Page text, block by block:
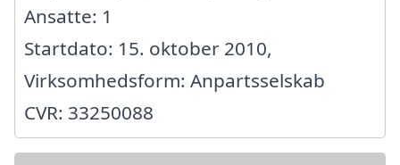
Ansatte: 1
Startdato: 15. oktober 2010,
Virksomhedsform: Anpartsselskab
CVR: 33250088